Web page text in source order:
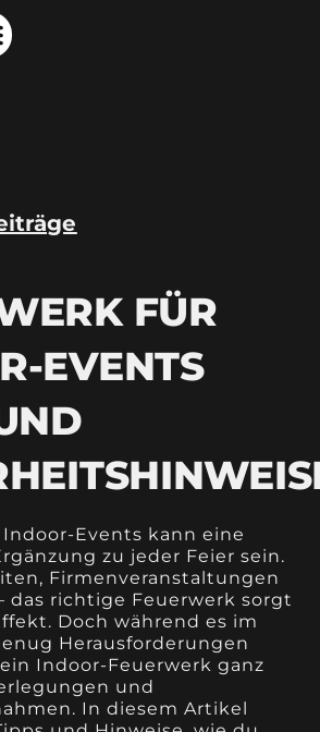
FÜR
EVENTS
Events kann eine
zu jeder Feier sein.
Firmenveranstaltungen
das richtige Feuerwerk sorgt
Doch während es im
Herausforderungen
Indoor-Feuerwerk ganz
und
In diesem Artikel